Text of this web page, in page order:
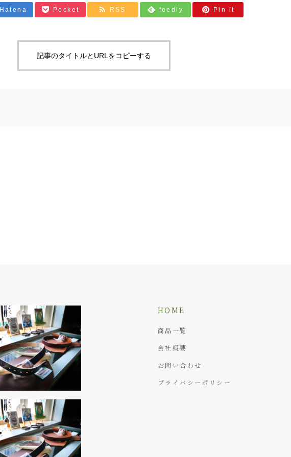
Hatena Pocket RSS feedly Pin it
記事のタイトルとURLをコピーする
HOME
商品一覧
会社概要
お問い合わせ
プライバシーポリシー